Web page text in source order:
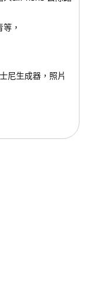
，
尼生成器，照片